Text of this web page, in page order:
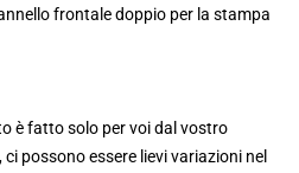
frontale doppio per la stampa
è fatto solo per voi dal vostro
possono essere lievi variazioni nel